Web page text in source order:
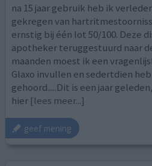
na 15 jaar gebruik heb ik
gekregen van
ernstig bij één lot 50/100. Deze
apotheker teruggestuurd naar
maanden moest ik een
Glaxo invullen en sedertdien
gehoord.....Dit is een jaar
hier [lees meer...]
geef mening